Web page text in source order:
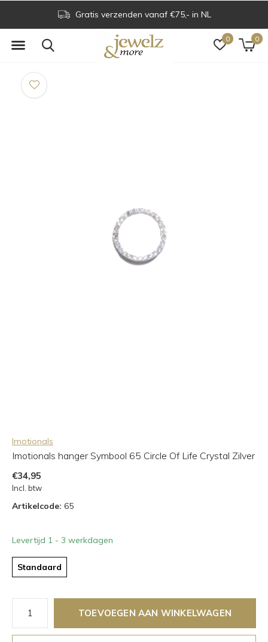
0 0
Gratis verzenden vanaf €75,- in NL
Imotionals
Imotionals hanger Symbool 65 Circle Of Life Crystal Zilver
€34,95
Incl. btw
Artikelcode: 65
Levertijd 1 - 3 werkdagen
Standaard
TOEVOEGEN AAN WINKELWAGEN